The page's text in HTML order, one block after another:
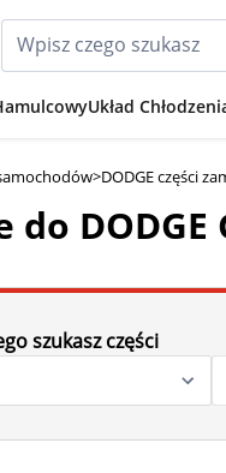
Układ
>DODGE części
DODGE
szukasz części